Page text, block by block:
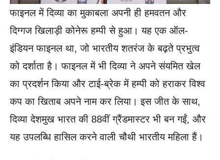
फाइनल में दिव्या का मुकाबला अपनी ही हमवतन और
दिग्गज खिलाड़ी कोनेरू हम्पी से हुआ। यह एक ऑल-
इंडियन फाइनल था, जो भारतीय शतरंज के बढ़ते प्रभुत्व
को दर्शाता है। फाइनल में भी दिव्या ने अपने संयमित खेल
का प्रदर्शन किया और टाई-ब्रेक में हम्पी को हराकर विश्व
कप का खिताब अपने नाम कर लिया। इस जीत के साथ,
दिव्या देशमुख भारत की 88वीं ग्रैंडमास्टर भी बन गईं, और
यह उपलब्धि हासिल करने वाली चौथी भारतीय महिला हैं।